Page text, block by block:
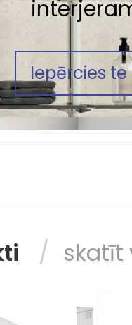
Iepērcies te
skatīt